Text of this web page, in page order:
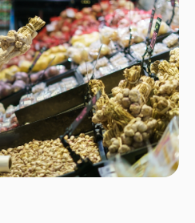
식품 사업은 18%, 뷰티 서비스는 16%,
12% 늘었습니다. 👉 소비하는
홈서비스 부문은 주택 개조 프로젝트를
한 또 다른 보고서 ‘2023년 여름 주택
덜개, 조경 설계, 데크 및 난간, 수영장 및
관리 서비스나 잔디 관리 서비스,
적으로도 모든 주에서 신규 사업장이
지니아, 델라웨어, 버몬트 등 동부
창업도 두드러집니다. 성소수자
28%, 라틴계는 28% 증가하며 전국 평균
은 19%, 아시아인 소유 기업은 13%
장 수도 사상 최고치를 기록하고